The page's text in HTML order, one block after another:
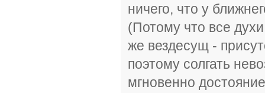
ничего, что у
(Потому что все
же вездесущ -
поэтому солгать
мгновенно